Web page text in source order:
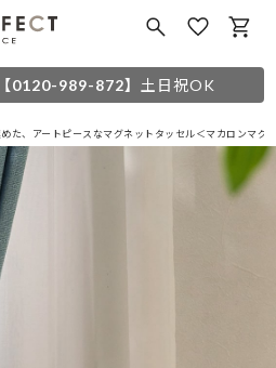
【0120-989-872】 土日祝OK
た、アートピースなマグネットタッセル＜マカロンマグ